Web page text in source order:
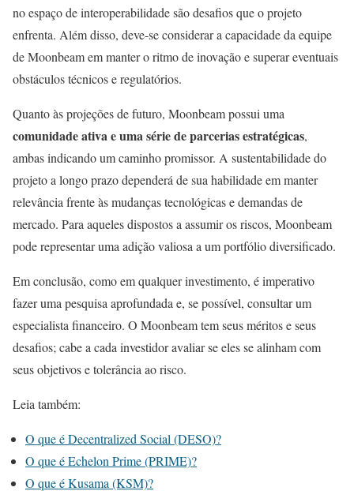
no espaço de interoperabilidade são desafios que o projeto
enfrenta. Além disso, deve-se considerar a capacidade da equipe
de Moonbeam em manter o ritmo de inovação e superar eventuais
obstáculos técnicos e regulatórios.
Quanto às projeções de futuro, Moonbeam possui uma
comunidade ativa e uma série de parcerias estratégicas,
ambas indicando um caminho promissor. A sustentabilidade do
projeto a longo prazo dependerá de sua habilidade em manter
relevância frente às mudanças tecnológicas e demandas de
mercado. Para aqueles dispostos a assumir os riscos, Moonbeam
pode representar uma adição valiosa a um portfólio diversificado.
Em conclusão, como em qualquer investimento, é imperativo
fazer uma pesquisa aprofundada e, se possível, consultar um
especialista financeiro. O Moonbeam tem seus méritos e seus
desafios; cabe a cada investidor avaliar se eles se alinham com
seus objetivos e tolerância ao risco.
Leia também:
O que é Decentralized Social (DESO)?
O que é Echelon Prime (PRIME)?
O que é Kusama (KSM)?